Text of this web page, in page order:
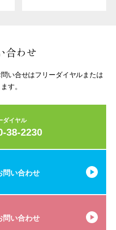
合わせ
い合せはフリーダイヤルまたは
す。
ダイヤル
38-2230
問い合わせ
問い合わせ